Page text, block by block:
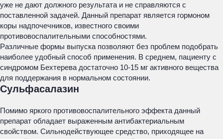
уже не дают должного результата и не справляются с
поставленной задачей. Данный препарат является гормоном
коры надпочечников, известного своими
противовоспалительными способностями.
Различные формы выпуска позволяют без проблем подобрать
наиболее удобный способ применения. В среднем, пациенту с
синдромом Бехтерева достаточно 10-15 мг активного вещества
для поддержания в нормальном состоянии.
Сульфасалазин
Помимо яркого противовоспалительного эффекта данный
препарат обладает выраженным антибактериальным
свойством. Сильнодействующее средство, приходящее на